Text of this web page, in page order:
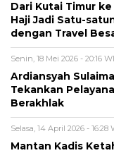
Dari Kutai Timur
Haji Jadi Satu-
dengan Travel
Senin, 18 Mei 2026 - 20:16
Ardiansyah
Tekankan
Berakhlak
Selasa, 14 April 2026 - 16:28
Mantan Kadis